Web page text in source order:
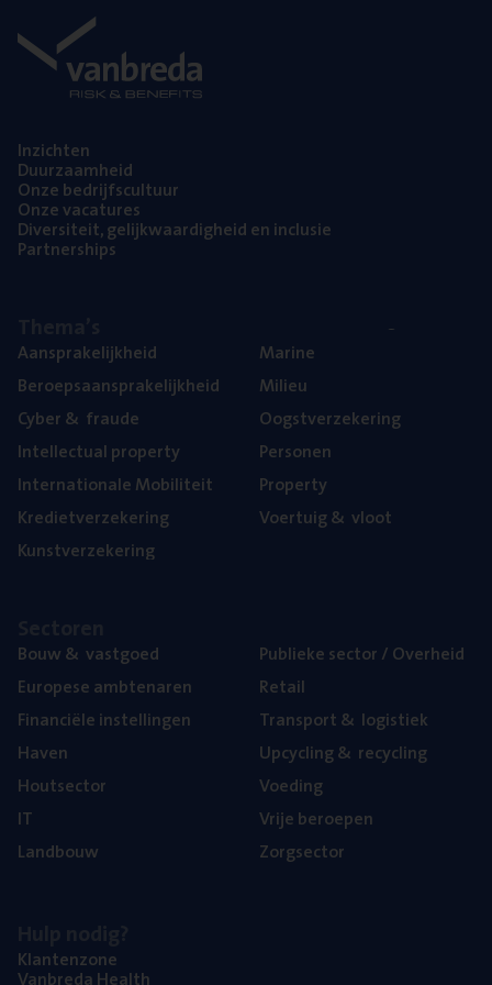
Inzich­ten
Duur­zaam­heid
Onze bedrijfs­cul­tuur
Onze vaca­tu­res
Diver­si­teit, gelijk­waar­dig­heid en inclusie
Part­ner­ships
Aan­spra­ke­lijk­heid
Beroeps­aan­spra­ke­lijk­heid
Cyber& fraude
Intel­lec­tu­al property
Inter­na­ti­o­na­le Mobiliteit
Kre­diet­ver­ze­ke­ring
Kunst­ver­ze­ke­ring
Mari­ne
Mili­eu
Oogst­ver­ze­ke­ring
Per­so­nen
Pro­per­ty
Voer­tuig& vloot
Bouw& vastgoed
Euro­pe­se ambtenaren
Finan­ci­ë­le instellingen
Haven
Hout­sec­tor
IT
Land­bouw
Publie­ke sec­tor / Overheid
Retail
Trans­port& logistiek
Upcy­cling& recycling
Voe­ding
Vrije beroe­pen
Zorg­sec­tor
Klan­ten­zo­ne
Van­b­re­da Health